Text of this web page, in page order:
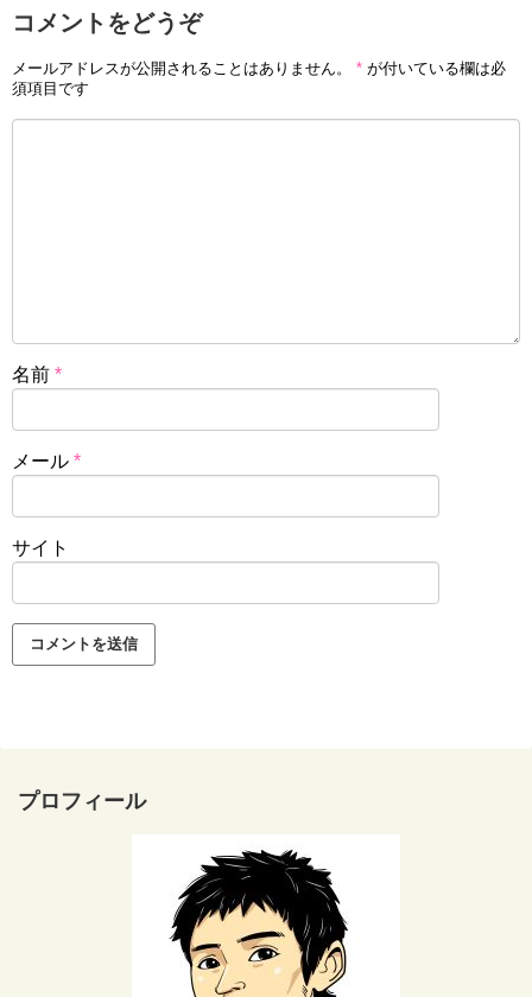
コメントをどうぞ
メールアドレスが公開されることはありません。 * が付いている欄は必
須項目です
名前 *
メール *
サイト
プロフィール